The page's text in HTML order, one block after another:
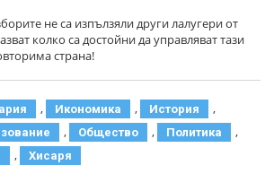
не са изпълзяли други лалугери от
колко са достойни да управляват тази
страна!
, Икономика , История ,
, Общество , Политика ,
, Хисаря